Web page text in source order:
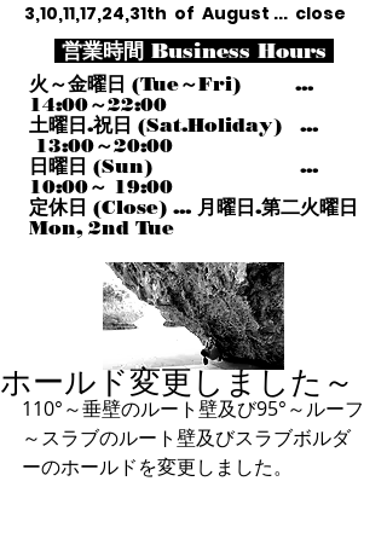
3,10,11,17,24,31th of August ... close
営業時間 Business Hours
火～金曜日 (Tue～Fri) ...
14:00～22:00
土曜日.祝日 (Sat.Holiday) ...
13:00～20:00
日曜日 (Sun) ...
10:00～ 19:00
定休日 (Close) ... 月曜日.第二火曜日
Mon, 2nd Tue
ホールド変更しました～
110°～垂壁のルート壁及び95°～ルーフ
～スラブのルート壁及びスラブボルダ
ーのホールドを変更しました。